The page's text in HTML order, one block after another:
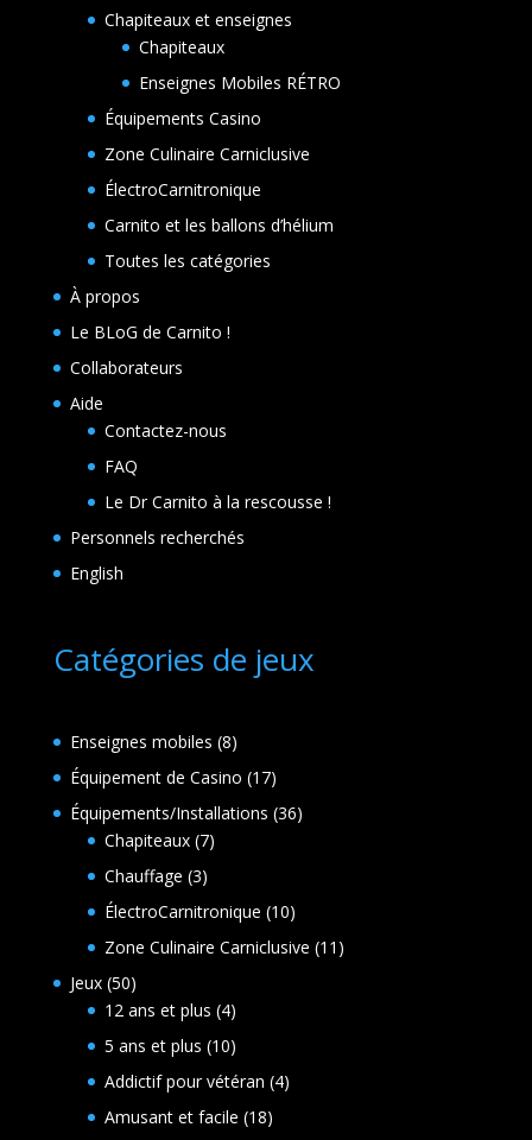
Chapiteaux et enseignes
Chapiteaux
Enseignes Mobiles RÉTRO
Équipements Casino
Zone Culinaire Carniclusive
ÉlectroCarnitronique
Carnito et les ballons d’hélium
Toutes les catégories
À propos
Le BLoG de Carnito !
Collaborateurs
Aide
Contactez-nous
FAQ
Le Dr Carnito à la rescousse !
Personnels recherchés
English
Catégories de jeux
Enseignes mobiles 88
produits
Équipement de Casino 1717
produits
Équipements/Installations 3636
Chapiteaux 77
Chauffage 33
produits
ÉlectroCarnitronique 1010
produits
Zone Culinaire Carniclusive 11 11
Jeux 5050
produits
12 ans et plus 44
produits
5 ans et plus 1010
produits
Addictif pour vétéran 44
Amusant et facile 1818